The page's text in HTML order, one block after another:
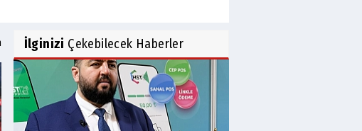
İlginizi Çekebilecek Haberler